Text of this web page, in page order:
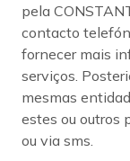
pela
contacto
fornecer mais
serviços.
mesmas
estes ou outros
ou via sms.